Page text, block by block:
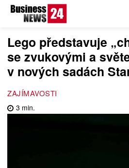
Lego představuje
se zvukovými a
v nových sadách
ZAJÍMAVOSTI
3 min.